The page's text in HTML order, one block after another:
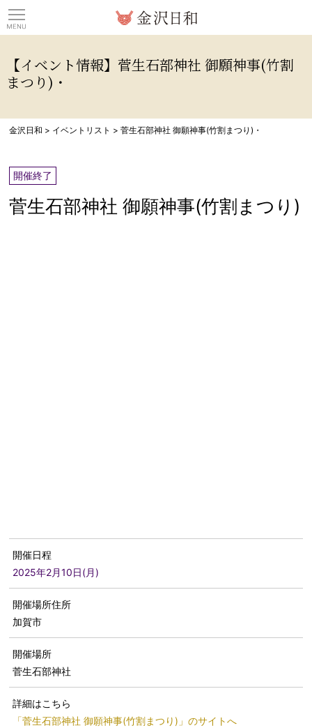
【イベント情報】菅生石部神社 御願神事(竹割
まつり)・
金沢日和 > イベントリスト >菅生石部神社 御願神事(竹割まつり)・
開催終了
菅生石部神社 御願神事(竹割まつり)
開催日程
2025年2月10日(月)
開催場所住所
加賀市
開催場所
菅生石部神社
詳細はこちら
「菅生石部神社 御願神事(竹割まつり)」のサイトへ